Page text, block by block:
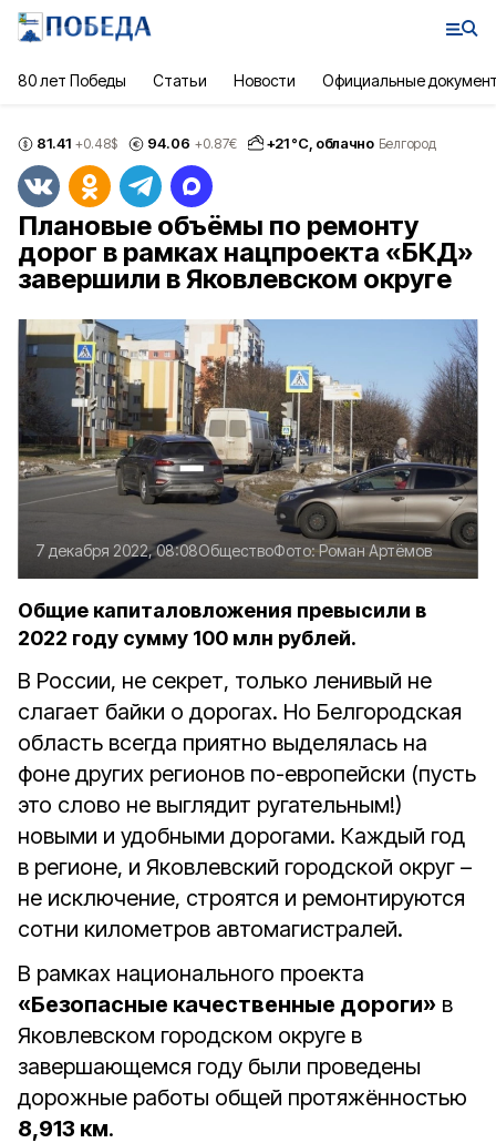
80 лет Победы Статьи Новости Официальные
81.41 +0.48$ 94.06 +0.87€ +21°С, облачно Белгород
Плановые объёмы по ремонту
дорог в рамках нацпроекта «БКД»
завершили в Яковлевском округе
7 декабря 2022, 08:08ОбществоФото:Роман Артёмов
Общие капиталовложения превысили в
2022 году сумму 100 млн рублей.
В России, не секрет, только ленивый не
слагает байки о дорогах. Но Белгородская
область всегда приятно выделялась на
фоне других регионов по-европейски (пусть
это слово не выглядит ругательным!)
новыми и удобными дорогами. Каждый год
в регионе, и Яковлевский городской округ –
не исключение, строятся и ремонтируются
сотни километров автомагистралей.
В рамках национального проекта
«Безопасные качественные дороги» в
Яковлевском городском округе в
завершающемся году были проведены
дорожные работы общей протяжённостью
8,913 км.